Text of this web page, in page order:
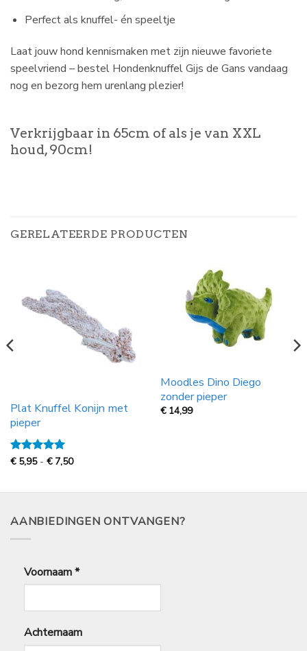
Perfect als knuffel- én speeltje
Laat jouw hond kennismaken met zijn nieuwe favoriete
speelvriend – bestel Hondenknuffel Gijs de Gans vandaag
nog en bezorg hem urenlang plezier!
Verkrijgbaar in 65cm of als je van XXL
houd, 90cm!
GERELATEERDE PRODUCTEN
Plat Knuffel Konijn met
pieper
Gewaardeerd
€ 5,95 - € 7,50Prijsklasse:
€
Moodles Dino Diego
zonder pieper
€ 14,99
AANBIEDINGEN ONTVANGEN?
Voornaam*
Achternaam